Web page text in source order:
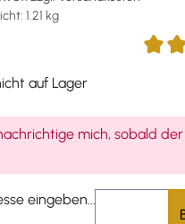
1.21 kg
auf Lager
mich, sobald
eingeben...